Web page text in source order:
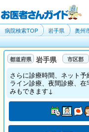
病院検索TOP 岩手県 奥州
岩手県
さらに診療時間、ネット
ライン診療、夜間診療、
みもできます↓